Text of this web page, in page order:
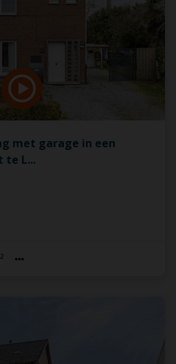
met garage in een
te L...